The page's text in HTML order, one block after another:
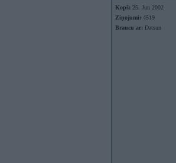
Kopš: 25. Jun 2002
Ziņojumi: 4519
Braucu ar: Datsun